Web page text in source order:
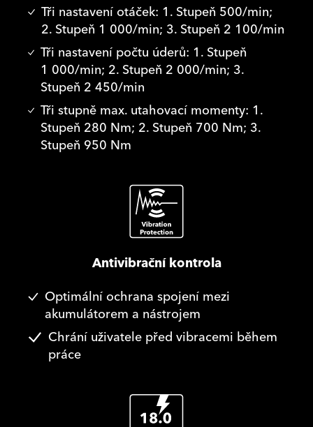
Tři nastavení otáček: 1. Stupeň 500/min;
2. Stupeň 1 000/min; 3. Stupeň 2 100/min
Tři nastavení počtu úderů: 1. Stupeň
1 000/min; 2. Stupeň 2 000/min; 3.
Stupeň 2 450/min
Tři stupně max. utahovací momenty: 1.
Stupeň 280 Nm; 2. Stupeň 700 Nm; 3.
Stupeň 950 Nm
Antivibrační kontrola
Optimální ochrana spojení mezi
akumulátorem a nástrojem
Chrání uživatele před vibracemi během
práce